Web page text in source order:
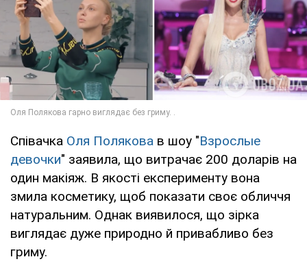
Співачка Оля Полякова в шоу "Взрослые
девочки" заявила, що витрачає 200 доларів на
один макіяж. В якості експерименту вона
змила косметику, щоб показати своє обличчя
натуральним. Однак виявилося, що зірка
виглядає дуже природно й привабливо без
гриму.